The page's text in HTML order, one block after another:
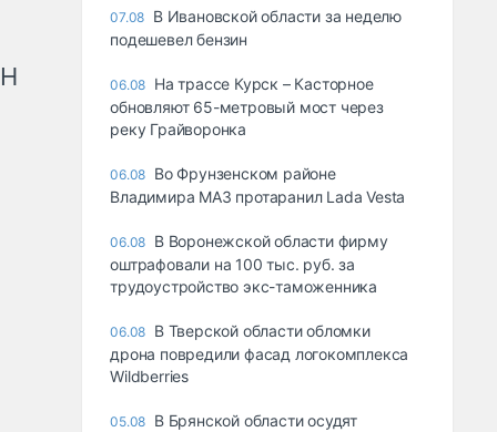
07.08 В Ивановской области за неделю
подешевел бензин
06.08 На трассе Курск – Касторное
обновляют 65-метровый мост через
реку Грайворонка
06.08 Во Фрунзенском районе
Владимира МАЗ протаранил Lada Vesta
06.08 В Воронежской области фирму
оштрафовали на 100 тыс. руб. за
трудоустройство экс-таможенника
06.08 В Тверской области обломки
дрона повредили фасад логокомплекса
Wildberries
05.08 В Брянской области осудят